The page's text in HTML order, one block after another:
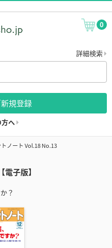
0
詳細検索
規登録
へ
ノート Vol.18 No.13
子版】
？